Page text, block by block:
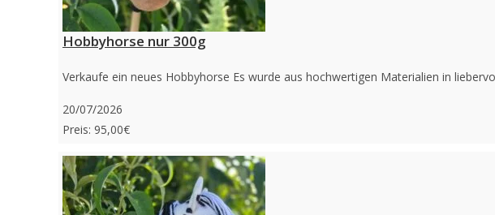
Hobbyhorse nur 300g
Verkaufe ein neues Hobbyhorse Es wurde aus hochwertigen Materialien in
20/07/2026
Preis: 95,00€